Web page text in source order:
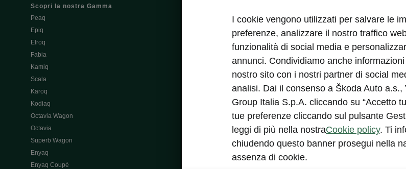
Scopri la nostra Gamma
Peaq
Epiq
Elroq
Fabia
Kamiq
Scala
Karoq
Kodiaq
Octavia Wagon
Octavia
Superb Wagon
Enyaq
Enyaq Coupé
Aziende e P.IVA
Usato Škoda Plus
Cataloghi e listini
Richiedi Preventivo
Richiedi Test Drive
Post-vendita aziende e P.IVA
Škoda Supercard
Informazioni per
Dichiarazione di
Richiedi Assistenza
Mondo Škoda
Milano Design Week
Fabia Green Flow
Škoda Official
Elroq Respectline
I cookie vengono utilizzati per salvare le
preferenze, analizzare il nostro traffico
funzionalità di social media e
annunci. Condividiamo anche
nostro sito con i nostri partner di social
analisi. Dai il consenso a Škoda Auto a.s.,
Group Italia S.p.A. cliccando su “Accetto
tue preferenze cliccando sul pulsante
leggi di più nella nostraCookie policy. Ti
chiudendo questo banner prosegui nella
assenza di cookie.